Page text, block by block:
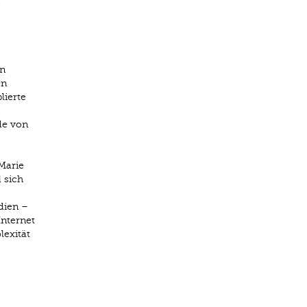
von
sich
–